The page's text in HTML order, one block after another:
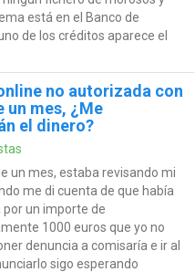
está en el Banco de
de los créditos aparece el
no autorizada con
un mes, ¿Me
el dinero?
un mes, estaba revisando mi
me di cuenta de que había
un importe de
1000 euros que yo no
denuncia a comisaría e ir al
sigo esperando